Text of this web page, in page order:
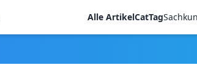
Alle ArtikelCatTag